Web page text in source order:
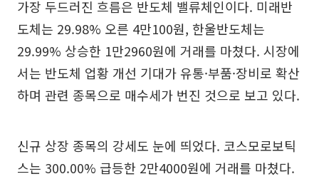
가장 두드러진 흐름은 반도체 밸류체인이다. 미래반
도체는 29.98% 오른 4만100원, 한울반도체는
29.99% 상승한 1만2960원에 거래를 마쳤다. 시장에
서는 반도체 업황 개선 기대가 유통·부품·장비로 확산
하며 관련 종목으로 매수세가 번진 것으로 보고 있다.
신규 상장 종목의 강세도 눈에 띄었다. 코스모로보틱
스는 300.00% 급등한 2만4000원에 거래를 마쳤다.